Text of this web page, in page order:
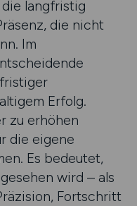
langfristig
die nicht
Im
Erfolg.
zu erhöhen
die eigene
Es bedeutet,
wird – als
Fortschritt